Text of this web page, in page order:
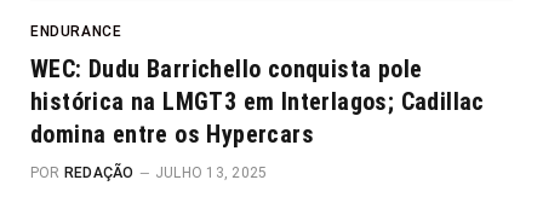
ENDURANCE
WEC: Dudu Barrichello conquista pole
histórica na LMGT3 em Interlagos; Cadillac
domina entre os Hypercars
POR REDAÇÃO JULHO 13, 2025